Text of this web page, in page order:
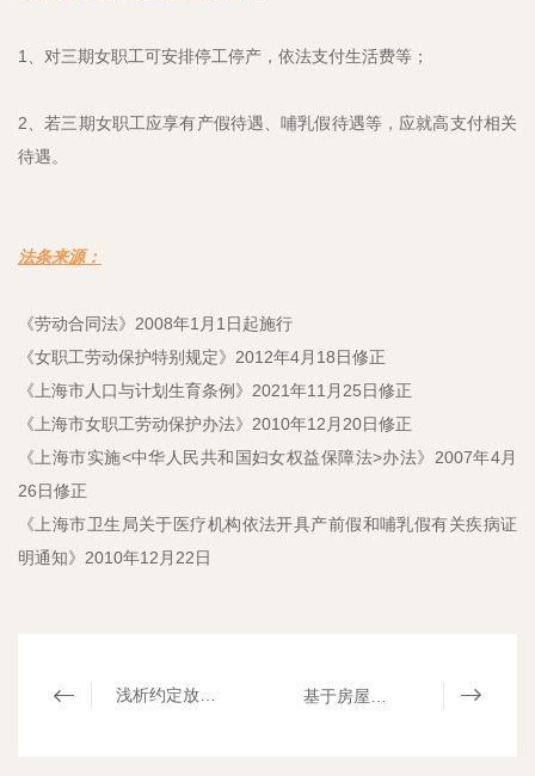
1、对三期女职工可安排停工停产，依法支付生活费等；
2、若三期女职工应享有产假待遇、哺乳假待遇等，应就高支付相关
待遇。
法条来源：
《劳动合同法》2008年1月1日起施行
《女职工劳动保护特别规定》2012年4月18日修正
《上海市人口与计划生育条例》2021年11月25日修正
《上海市女职工劳动保护办法》2010年12月20日修正
《上海市实施<中华人民共和国妇女权益保障法>办法》2007年4月
26日修正
《上海市卫生局关于医疗机构依法开具产前假和哺乳假有关疾病证
明通知》2010年12月22日